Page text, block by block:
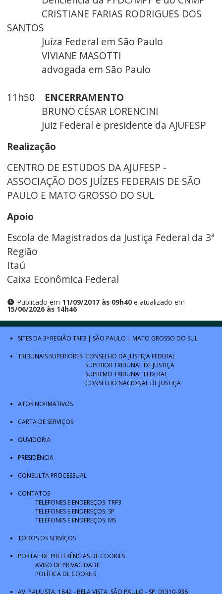
CRISTIANE FARIAS RODRIGUES DOS
SANTOS
Juíza Federal em São Paulo
VIVIANE MASOTTI
advogada em São Paulo
11h50 ENCERRAMENTO
BRUNO CÉSAR LORENCINI
Juiz Federal e presidente da AJUFESP
Realização
CENTRO DE ESTUDOS DA AJUFESP -
ASSOCIAÇÃO DOS JUÍZES FEDERAIS DE SÃO
PAULO E MATO GROSSO DO SUL
Apoio
Escola de Magistrados da Justiça Federal da 3ª
Região
Itaú
Caixa Econômica Federal
Publicado em 11/09/2017 às 09h40e atualizado em
15/06/2026 às 14h46
SITES DA 3ª REGIÃO TRF3 | SÃO PAULO | MATO GROSSO DO SUL
TRIBUNAIS SUPERIORES: CONSELHO DA JUSTIÇA FEDERAL
SUPERIOR TRIBUNAL DE JUSTIÇA
SUPREMO TRIBUNAL FEDERAL
CONSELHO NACIONAL DE JUSTIÇA
ATOS NORMATIVOS
CARTA DE SERVIÇOS
OUVIDORIA
PRESIDÊNCIA
CONSULTA PROCESSUAL
CONTATOS
TELEFONES E ENDEREÇOS: TRF3
TELEFONES E ENDEREÇOS: SP
TELEFONES E ENDEREÇOS: MS
TODOS OS SERVIÇOS
PORTAL DE PREFERÊNCIAS DE COOKIES
AVISO DE PRIVACIDADE
POLÍTICA DE COOKIES
AV. PAULISTA, 1842 - BELA VISTA, SÃO PAULO - SP, 01310-936